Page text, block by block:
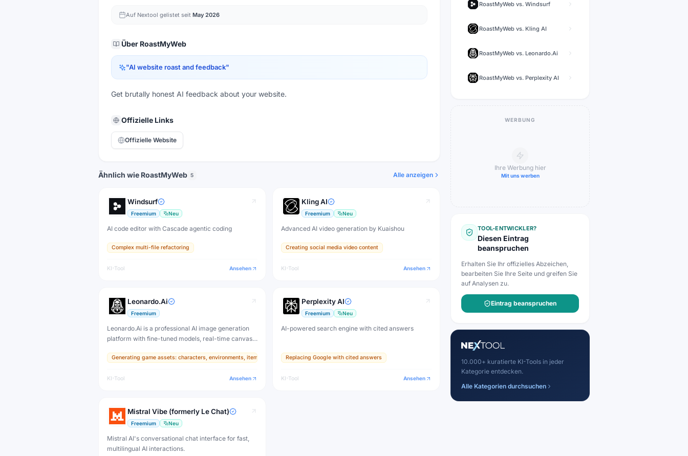
Auf Nextool gelistet seit May 2026
Über RoastMyWeb
"AI website roast and feedback"
Get brutally honest AI feedback about your website.
Offizielle Links
Offizielle Website
Ähnlich wie RoastMyWeb 5 Alle anzeigen
Windsurf
Freemium Neu
AI code editor with Cascade agentic coding
Complex multi-file refactoring
KI-Tool Ansehen
Kling AI
Freemium Neu
Advanced AI video generation by Kuaishou
Creating social media video content
KI-Tool Ansehen
Leonardo.Ai
Freemium
Leonardo.Ai is a professional AI image generation
platform with fine-tuned models, real-time canvas,
developers, artists, and professional creative
Generating game assets: characters, environments, items, and textures
KI-Tool Ansehen
Perplexity AI
Freemium Neu
AI-powered search engine with cited answers
Replacing Google with cited answers
KI-Tool Ansehen
Mistral Vibe (formerly Le Chat)
Freemium Neu
Mistral AI's conversational chat interface for fast,
multilingual AI interactions.
RoastMyWeb vs. Windsurf
RoastMyWeb vs. Kling AI
RoastMyWeb vs. Leonardo.Ai
RoastMyWeb vs. Perplexity AI
WERBUNG
Ihre Werbung hier
Mit uns werben
TOOL-ENTWICKLER?
Diesen Eintrag
beanspruchen
Erhalten Sie Ihr offizielles Abzeichen,
bearbeiten Sie Ihre Seite und greifen Sie
auf Analysen zu.
Eintrag beanspruchen
10.000+ kuratierte KI-Tools in jeder
Kategorie entdecken.
Alle Kategorien durchsuchen